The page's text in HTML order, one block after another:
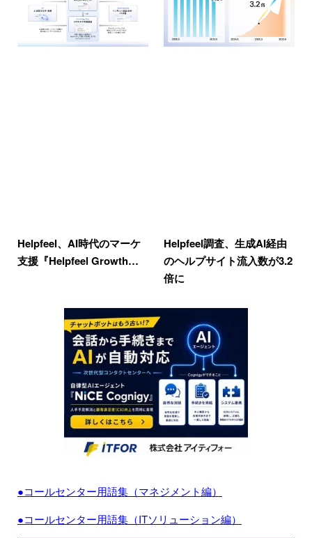
Helpfeel、AI時代のマーケ
支援『Helpfeel Growth…
Helpfeel調査、生成AI経由
のヘルプサイト流入数が3.2
倍に
●コールセンター用語集（マネジメント編）
●コールセンター用語集（ITソリューション編）